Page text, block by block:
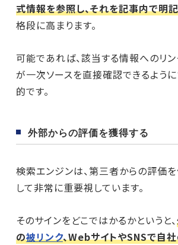
式情報を参照し、それを記事内で明
格段に高まります。
可能であれば、該当する情報へのリ
が一次ソースを直接確認できるよう
的です。
外部からの評価を獲得する
検索エンジンは、第三者からの評価
して非常に重要視しています。
そのサインをどこではかるかというと、
の被リンク、WebサイトやSNSで自